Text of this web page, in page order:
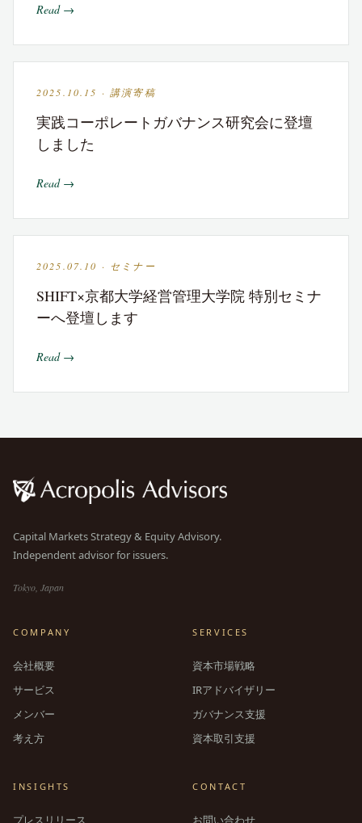
Read →
2025.10.15 · 講演寄稿
実践コーポレートガバナンス研究会に登壇
しました
Read →
2025.07.10 · セミナー
SHIFT×京都大学経営管理大学院 特別セミナ
ーへ登壇します
Read →
Capital Markets Strategy & Equity Advisory.
Independent advisor for issuers.
Tokyo, Japan
COMPANY
会社概要
サービス
メンバー
考え方
SERVICES
資本市場戦略
IRアドバイザリー
ガバナンス支援
資本取引支援
INSIGHTS
プレスリリース
CONTACT
お問い合わせ